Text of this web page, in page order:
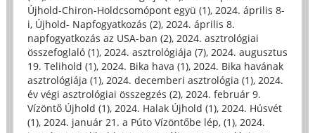
Újhold-Chiron-Holdcsomópont együ (1), 2024. április 8-
i, Újhold- Napfogyatkozás (2), 2024. április 8.
napfogyatkozás az USA-ban (2), 2024. asztrológiai
összefoglaló (1), 2024. asztrológiája (7), 2024. augusztus
19. Telihold (1), 2024. Bika hava (1), 2024. Bika havának
asztrológiája (1), 2024. decemberi asztrológia (1), 2024.
év végi asztrológiai összegzés (2), 2024. február 9.
Vízöntő Újhold (1), 2024. Halak Újhold (1), 2024. Húsvét
(1), 2024. január 21. a Púto Vízöntőbe lép, (1), 2024.